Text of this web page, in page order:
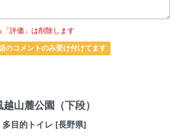
評価」は削除します
のコメントのみ受け付けてます
越山麓公園（下段）
多目的トイレ [長野県]